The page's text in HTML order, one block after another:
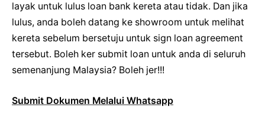
layak untuk lulus loan bank kereta atau tidak. Dan jika
lulus, anda boleh datang ke showroom untuk melihat
kereta sebelum bersetuju untuk sign loan agreement
tersebut. Boleh ker submit loan untuk anda di seluruh
semenanjung Malaysia? Boleh jer!!!
Submit Dokumen Melalui Whatsapp